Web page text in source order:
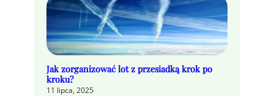
Jak zorganizować lot z przesiadką krok po
kroku?
11 lipca, 2025